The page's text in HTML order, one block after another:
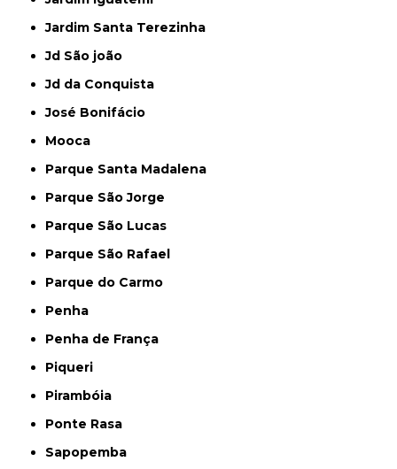
Jardim Santa Terezinha
Jd São joão
Jd da Conquista
José Bonifácio
Mooca
Parque Santa Madalena
Parque São Jorge
Parque São Lucas
Parque São Rafael
Parque do Carmo
Penha
Penha de França
Piqueri
Pirambóia
Ponte Rasa
Sapopemba